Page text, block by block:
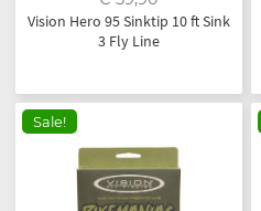
Vision Hero 95 Sinktip 10 ft Sink
3 Fly Line
Sale!